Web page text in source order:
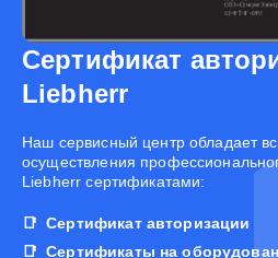
Сертификат
Liebherr
Наш сервисный центр обладает
осуществления
Liebherr сертификатами:
Сертификат авторизации
Сертификаты на